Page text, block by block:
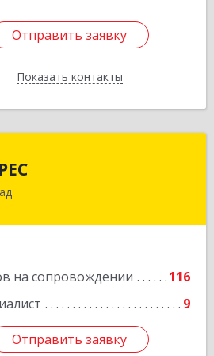
Отправить заявку
Показать контакты
Отправить заявку
Назад
на сопровождении
116
9
Отправить заявку
Москва г, Зеленоград г,
Отправить заявку